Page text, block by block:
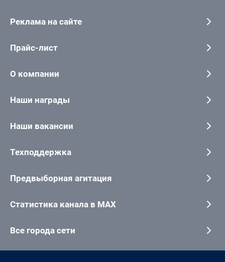
Реклама на сайте
Прайс-лист
О компании
Наши награды
Наши вакансии
Техподдержка
Предвыборная агитация
Статистика канала в MAX
Все города сети